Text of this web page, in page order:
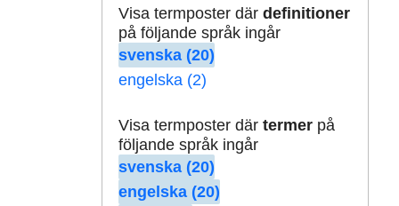
Visa termposter där definitioner
på följande språk ingår
svenska (20)
engelska (2)
Visa termposter där termerpå
följande språk ingår
svenska (20)
engelska (20)